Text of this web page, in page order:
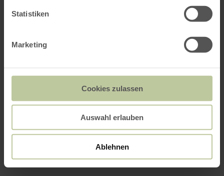
Statistiken
Marketing
Cookies zulassen
Auswahl erlauben
Ablehnen